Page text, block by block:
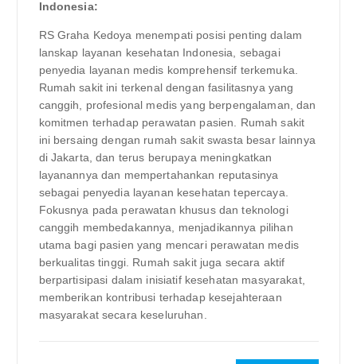
Indonesia:
RS Graha Kedoya menempati posisi penting dalam
lanskap layanan kesehatan Indonesia, sebagai
penyedia layanan medis komprehensif terkemuka.
Rumah sakit ini terkenal dengan fasilitasnya yang
canggih, profesional medis yang berpengalaman, dan
komitmen terhadap perawatan pasien. Rumah sakit
ini bersaing dengan rumah sakit swasta besar lainnya
di Jakarta, dan terus berupaya meningkatkan
layanannya dan mempertahankan reputasinya
sebagai penyedia layanan kesehatan tepercaya.
Fokusnya pada perawatan khusus dan teknologi
canggih membedakannya, menjadikannya pilihan
utama bagi pasien yang mencari perawatan medis
berkualitas tinggi. Rumah sakit juga secara aktif
berpartisipasi dalam inisiatif kesehatan masyarakat,
memberikan kontribusi terhadap kesejahteraan
masyarakat secara keseluruhan.